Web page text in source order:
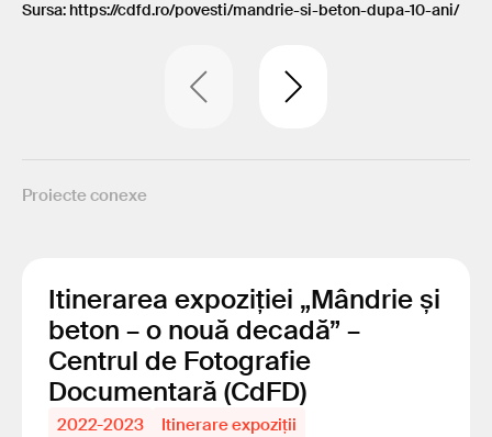
Sursa: https://cdfd.ro/povesti/mandrie-si-beton-dupa-10-ani/
Proiecte conexe
Itinerarea expoziției „Mândrie și
beton – o nouă decadă” –
Centrul de Fotografie
Documentară (CdFD)
2022-2023 Itinerare expoziții